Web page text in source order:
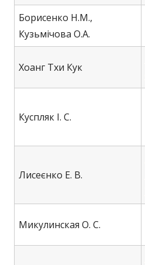
Борисенко Н.М.,
Кузьмічова О.А.
Хоанг Тхи Кук
Куспляк І. С.
Лисеєнко Е. В.
Микулинская О. С.